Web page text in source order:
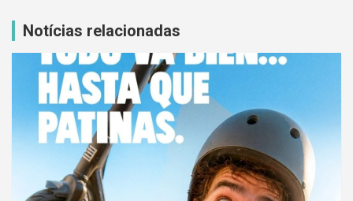
Notícias relacionadas